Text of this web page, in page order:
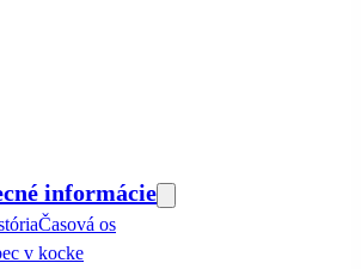
informácie
Časová os
v kocke